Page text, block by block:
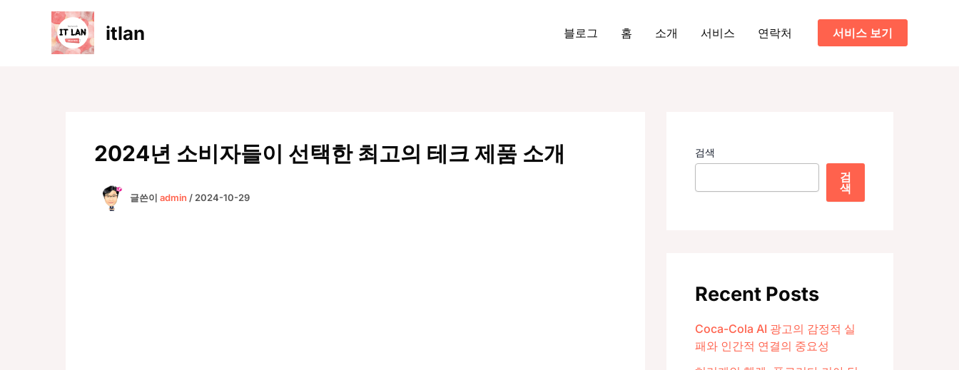
itlan 블로그 홈 소개 서비스 연락처 서비스 보기
2024년 소비자들이 선택한 최고의 테크 제품 소개
글쓴이 admin / 2024-10-29
검색
검
색
Recent Posts
Coca-Cola AI 광고의 감정적 실
패와 인간적 연결의 중요성